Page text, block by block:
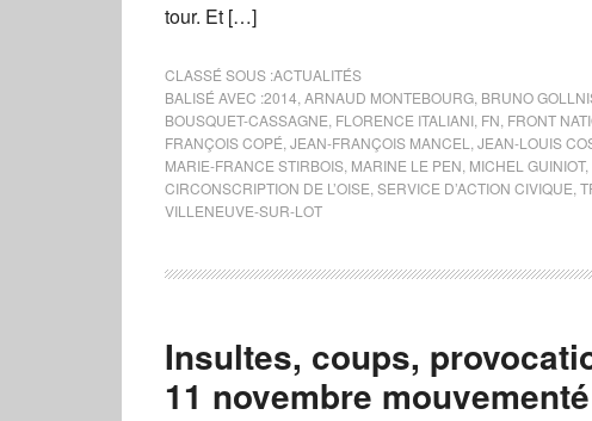
tour. Et […]
CLASSÉ SOUS :ACTUALITÉS
BALISÉ AVEC :2014 ARNAUD MONTEBOURG BRUNO
BOUSQUET-CASSAGNE FLORENCE ITALIANI FN FRONT
FRANÇOIS COPÉ JEAN-FRANÇOIS MANCEL JEAN-LOUIS
MARIE-FRANCE STIRBOIS MARINE LE PEN MICHEL GUINIOT,
CIRCONSCRIPTION DE L’OISE SERVICE D’ACTION CIVIQUE
VILLENEUVE-SUR-LOT
Insultes, coups,
11 novembre mouvementé